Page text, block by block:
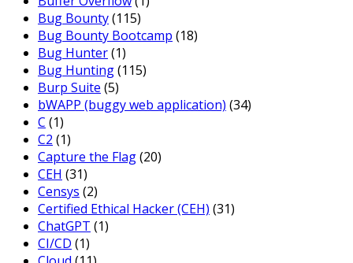
Bug Bounty(115)
Bug Bounty Bootcamp (18)
Bug Hunter(1)
Bug Hunting(115)
Burp Suite (5)
bWAPP (buggy web application) (34)
C (1)
C2 (1)
Capture the Flag(20)
CEH (31)
Censys (2)
Certified Ethical Hacker (CEH) (31)
ChatGPT (1)
CI/CD (1)